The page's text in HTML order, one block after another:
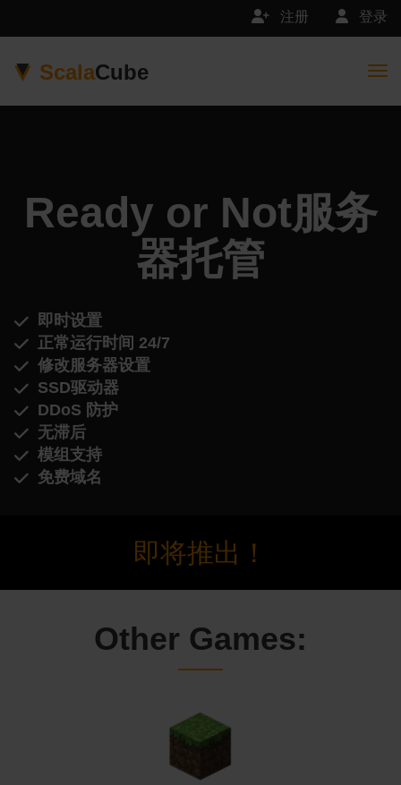
登录
注册
ScalaCube
Ready or Not服务
器托管
即时设置
正常运行时间 24/7
修改服务器设置
SSD驱动器
DDoS 防护
无滞后
模组支持
免费域名
即将推出！
Other Games: